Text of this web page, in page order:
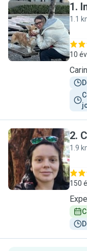
I
1.
1.1
10
C
2.
1.9
150